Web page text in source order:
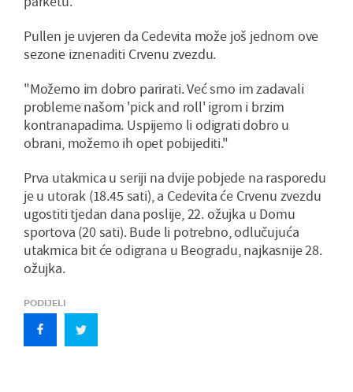
Pullen je uvjeren da Cedevita može još jednom ove
sezone iznenaditi Crvenu zvezdu.
"Možemo im dobro parirati. Već smo im zadavali
probleme našom 'pick and roll' igrom i brzim
kontranapadima. Uspijemo li odigrati dobro u
obrani, možemo ih opet pobijediti."
Prva utakmica u seriji na dvije pobjede na rasporedu
je u utorak (18.45 sati), a Cedevita će Crvenu zvezdu
ugostiti tjedan dana poslije, 22. ožujka u Domu
sportova (20 sati). Bude li potrebno, odlučujuća
utakmica bit će odigrana u Beogradu, najkasnije 28.
ožujka.
PODIJELI